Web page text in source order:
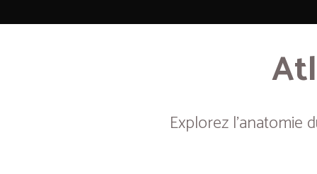
Explorez